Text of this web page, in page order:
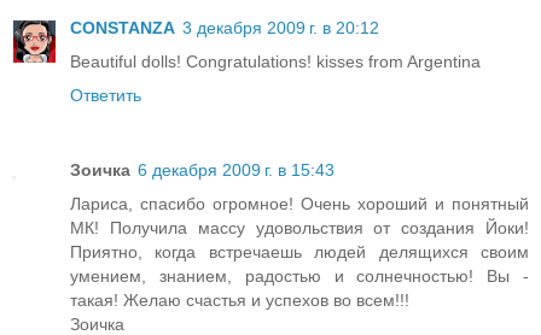
CONSTANZA 3 декабря 2009 г. в 20:12
Beautiful dolls! Congratulations! kisses from Argentina
Ответить
Зоичка 6 декабря 2009 г. в 15:43
Лариса, спасибо огромное! Очень хороший и понятный
МК! Получила массу удовольствия от создания Йоки!
Приятно, когда встречаешь людей делящихся своим
умением, знанием, радостью и солнечностью! Вы -
такая! Желаю счастья и успехов во всем!!!
Зоичка